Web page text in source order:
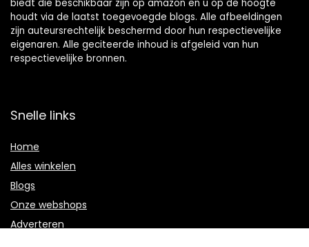
biedt die beschikbaar zijn op amazon en u op de hoogte
houdt via de laatst toegevoegde blogs. Alle afbeeldingen
zijn auteursrechtelijk beschermd door hun respectievelijke
eigenaren. Alle geciteerde inhoud is afgeleid van hun
respectievelijke bronnen.
Snelle links
Home
Alles winkelen
Blogs
Onze webshops
Adverteren